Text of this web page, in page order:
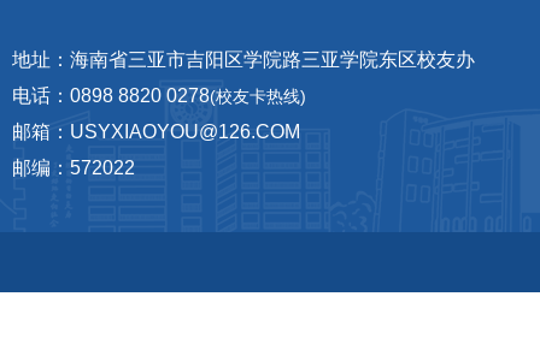
地址：海南省三亚市吉阳区学院路三亚学院东区校友办
电话：0898 8820 0278(校友卡热线)
邮箱：USYXIAOYOU@126.COM
邮编：572022